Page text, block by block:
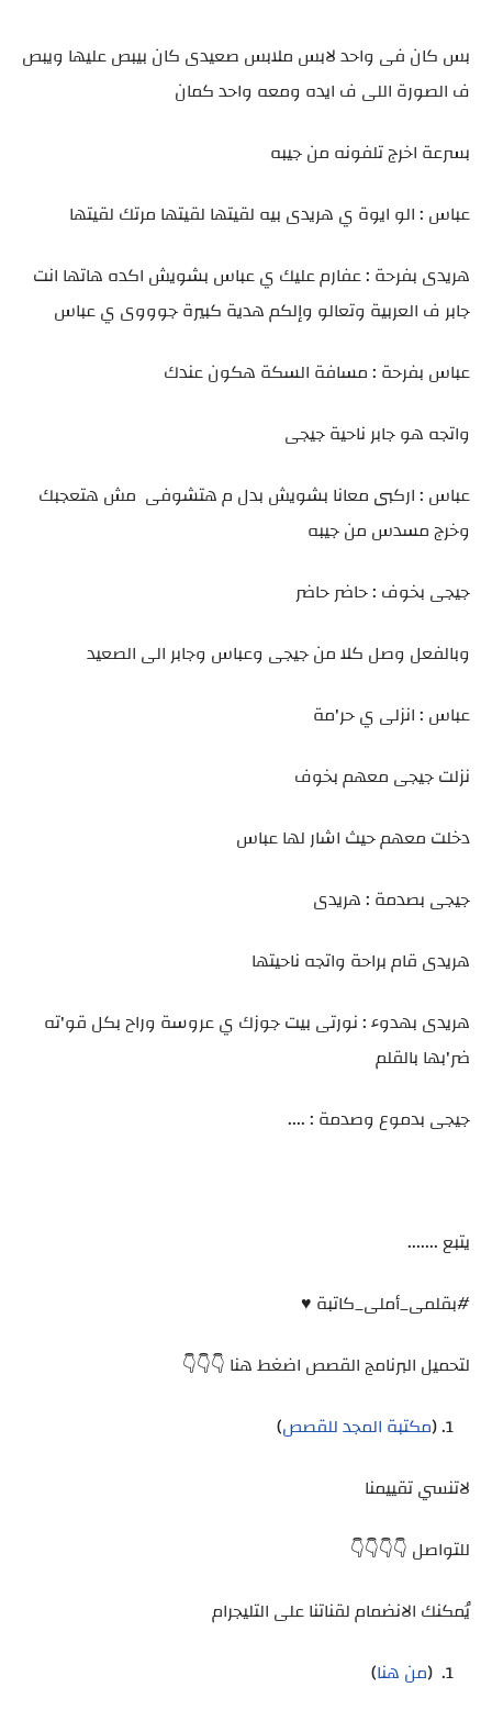
بس كان فى واحد لابس ملابس صعيدى كان بيبص عليها ويبص
ف الصورة اللى ف ايده ومعه واحد كمان
بسرعة اخرج تلفونه من جيبه
عباس : الو ايوة ي هريدى بيه لقيتها لقيتها مرتك لقيتها
هريدى بفرحة : عفارم عليك ي عباس بشويش اكده هاتها انت
جابر ف العربية وتعالو وإلكم هدية كبيرة جوووى ي عباس
عباس بفرحة : مسافة السكة هكون عندك
واتجه هو جابر ناحية جيجى
عباس : اركبى معانا بشويش بدل م هتشوفى مش هتعجبك
وخرج مسدس من جيبه
جيجى بخوف : حاضر حاضر
وبالفعل وصل كلا من جيجى وعباس وجابر الى الصعيد
عباس : انزلى ي حر'مة
نزلت جيجى معهم بخوف
دخلت معهم حيث اشار لها عباس
جيجى بصدمة : هريدى
هريدى قام براحة واتجه ناحيتها
هريدى بهدوء : نورتى بيت جوزك ي عروسة وراح بكل قو'ته
ضر'بها بالقلم
جيجى بدموع وصدمة : ....
يتبع .......
#بقلمى_أملى_كاتبة ♥️
لتحميل البرنامج القصص اضغط هنا 👇👇👇
(مكتبة المجد للقصص)
لاتنسي تقييمنا
للتواصل 👇👇👇👇
يُمكنك الانضمام لقناتنا على التليجرام
(من هنا)